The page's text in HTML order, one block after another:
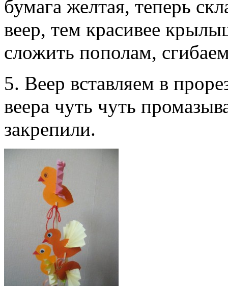
бумага желтая, теперь
веер, тем красивее
сложить пополам,
5. Веер вставляем в
веера чуть чуть
закрепили.